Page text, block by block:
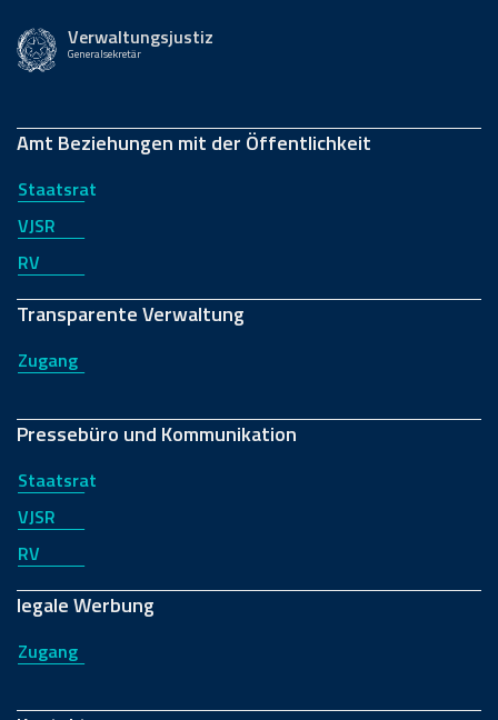
Verwaltungsjustiz
Generalsekretär
Amt Beziehungen mit der Öffentlichkeit
Staatsrat
VJSR
RV
Transparente Verwaltung
Zugang
Pressebüro und Kommunikation
Staatsrat
VJSR
RV
legale Werbung
Zugang